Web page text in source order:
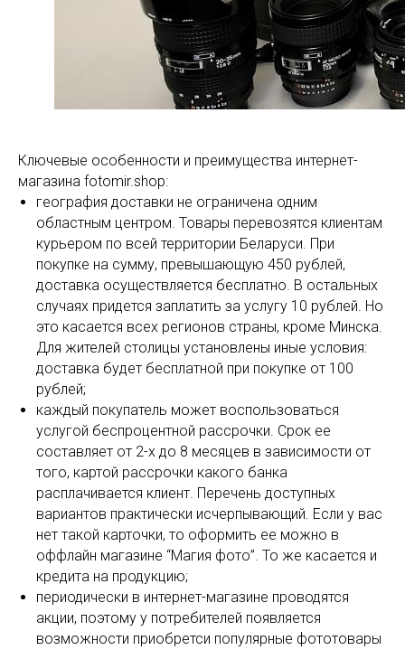
Ключевые особенности и преимущества интернет-
магазина fotomir.shop:
география доставки не ограничена одним
областным центром. Товары перевозятся клиентам
курьером по всей территории Беларуси. При
покупке на сумму, превышающую 450 рублей,
доставка осуществляется бесплатно. В остальных
случаях придется заплатить за услугу 10 рублей. Но
это касается всех регионов страны, кроме Минска.
Для жителей столицы установлены иные условия:
доставка будет бесплатной при покупке от 100
рублей;
каждый покупатель может воспользоваться
услугой беспроцентной рассрочки. Срок ее
составляет от 2-х до 8 месяцев в зависимости от
того, картой рассрочки какого банка
расплачивается клиент. Перечень доступных
вариантов практически исчерпывающий. Если у вас
нет такой карточки, то оформить ее можно в
оффлайн магазине “Магия фото”. То же касается и
кредита на продукцию;
периодически в интернет-магазине проводятся
акции, поэтому у потребителей появляется
возможности приобретси популярные фототовары